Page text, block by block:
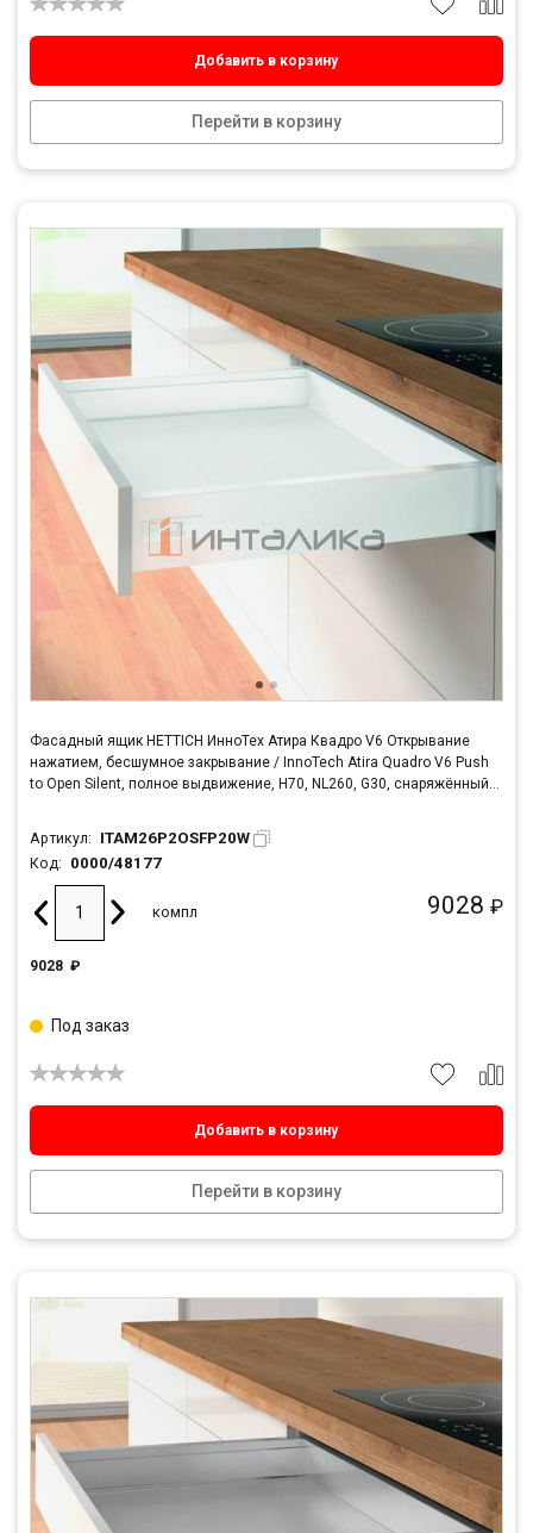
Добавить в корзину
Перейти в корзину
Фасадный ящик HETTICH ИнноТех Атира Квадро V6 Открывание
нажатием, бесшумное закрывание / InnoTech Atira Quadro V6 Push
to Open Silent, полное выдвижение, H70, NL260, G30, снаряжённый
Артикул:
ITAM26P2OSFP20W
Код: 0000/48177
9028 ₽
компл
9028 ₽
Добавить в корзину
Перейти в корзину
Под заказ